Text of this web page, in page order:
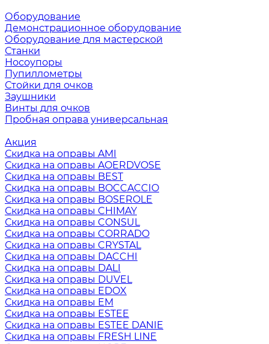
Оборудование
Демонстрационное оборудование
Оборудование для мастерской
Станки
Носоупоры
Пупиллометры
Стойки для очков
Заушники
Винты для очков
Пробная оправа универсальная
Акция
Скидка на оправы AMI
Скидка на оправы AOERDVOSE
Скидка на оправы BEST
Скидка на оправы BOCCACCIO
Скидка на оправы BOSEROLE
Скидка на оправы CHIMAY
Скидка на оправы CONSUL
Скидка на оправы CORRADO
Скидка на оправы CRYSTAL
Скидка на оправы DACCHI
Скидка на оправы DALI
Скидка на оправы DUVEL
Скидка на оправы EDOX
Скидка на оправы EM
Скидка на оправы ESTEE
Скидка на оправы ESTEE DANIE
Скидка на оправы FRESH LINE